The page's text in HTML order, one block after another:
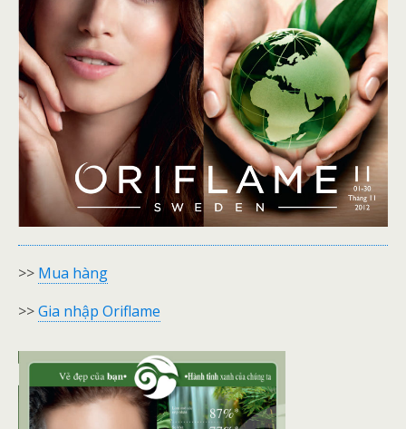
>> Mua hàng
>>Gia nhập Oriflame